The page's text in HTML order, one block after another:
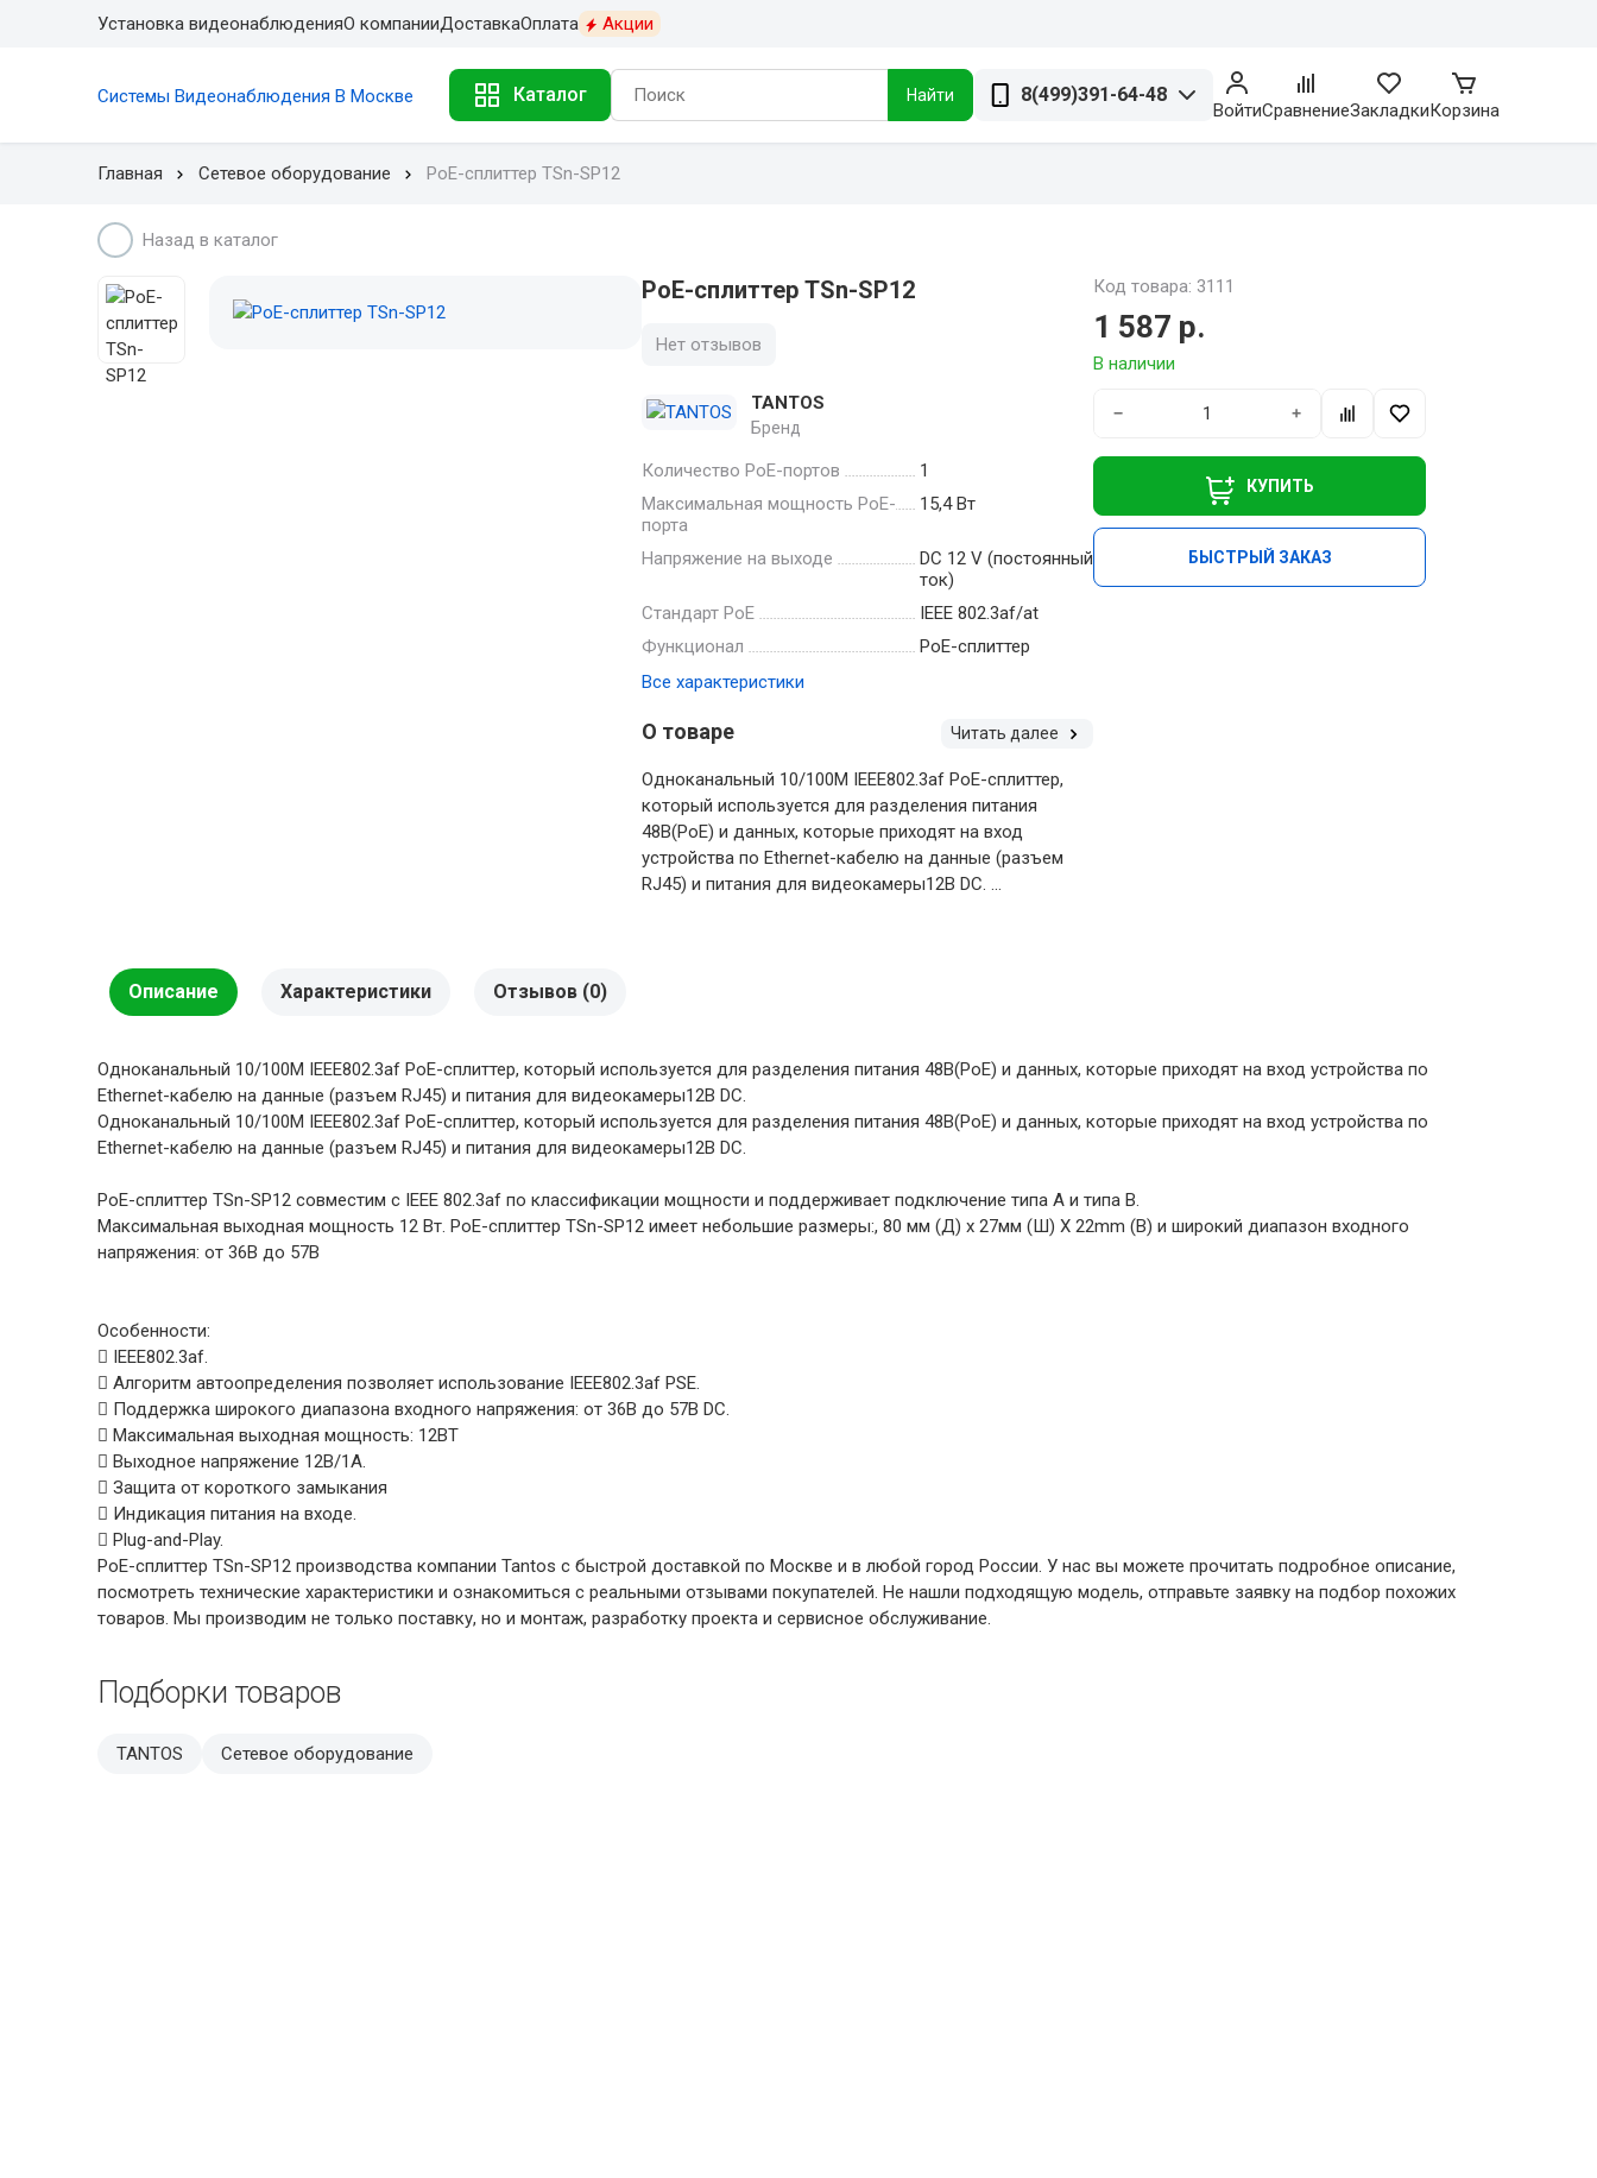
Установка видеонаблюденияО компанииДоставкаОплата Акции
Системы Видеонаблюдения В Москве Каталог Найти 8(499)391-64-48
ВойтиСравнениеЗакладкиКорзина
Главная Сетевое оборудование PoE-сплиттер TSn-SP12
Назад в каталог
PoE-сплиттер TSn-SP12
Нет отзывов
TANTOS
Бренд
Количество PoE-портов
1
Максимальная мощность PoE-
порта
15,4 Вт
Напряжение на выходе
DC 12 V (постоянный
ток)
Стандарт PoE
IEEE 802.3af/at
Функционал
PoE-сплиттер
Все характеристики
О товаре Читать далее
Одноканальный 10/100M IEEE802.3af PoE-сплиттер,
который используется для разделения питания
48В(PoE) и данных, которые приходят на вход
устройства по Ethernet-кабелю на данные (разъем
RJ45) и питания для видеокамеры12В DC. ...
Код товара: 3111
1 587 р.
В наличии
− +
КУПИТЬ
БЫСТРЫЙ ЗАКАЗ
Описание Характеристики Отзывов (0)
Одноканальный 10/100M IEEE802.3af PoE-сплиттер, который используется для разделения питания 48В(PoE) и данных, которые приходят на вход устройства по
Ethernet-кабелю на данные (разъем RJ45) и питания для видеокамеры12В DC.
Одноканальный 10/100M IEEE802.3af PoE-сплиттер, который используется для разделения питания 48В(PoE) и данных, которые приходят на вход устройства по
Ethernet-кабелю на данные (разъем RJ45) и питания для видеокамеры12В DC.
PoE-сплиттер TSn-SP12 совместим с IEEE 802.3af по классификации мощности и поддерживает подключение типа A и типа B.
Максимальная выходная мощность 12 Вт. PoE-сплиттер TSn-SP12 имеет небольшие размеры:, 80 мм (Д) х 27мм (Ш) X 22mm (В) и широкий диапазон входного
напряжения: от 36В до 57В
Особенности:
 IEEE802.3af.
 Алгоритм автоопределения позволяет использование IEEE802.3af PSE.
 Поддержка широкого диапазона входного напряжения: от 36В до 57В DC.
 Максимальная выходная мощность: 12ВТ
 Выходное напряжение 12В/1A.
 Защита от короткого замыкания
 Индикация питания на входе.
 Plug-and-Play.
PoE-сплиттер TSn-SP12 производства компании Tantos с быстрой доставкой по Москве и в любой город России. У нас вы можете прочитать подробное описание,
посмотреть технические характеристики и ознакомиться с реальными отзывами покупателей. Не нашли подходящую модель, отправьте заявку на подбор похожих
товаров. Мы производим не только поставку, но и монтаж, разработку проекта и сервисное обслуживание.
Подборки товаров
TANTOS Сетевое оборудование